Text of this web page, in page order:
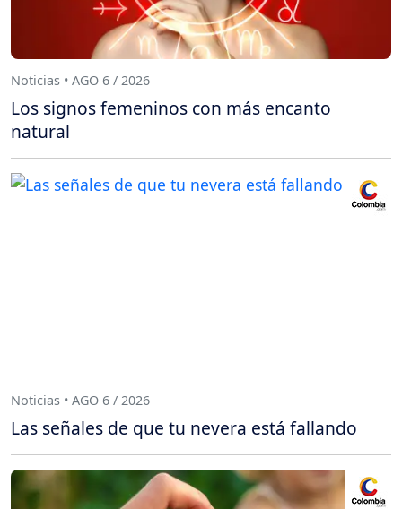
Noticias • AGO 6 / 2026
Los signos femeninos con más encanto
natural
Noticias • AGO 6 / 2026
Las señales de que tu nevera está fallando